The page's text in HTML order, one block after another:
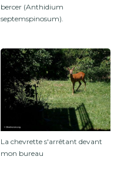
bercer (Anthidium
septemspinosum).
La chevrette s'arrêtant devant
mon bureau